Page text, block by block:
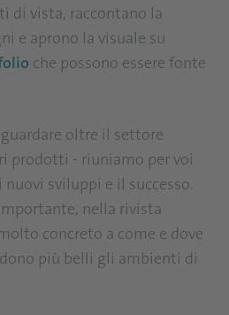
di vista, raccontano la
e aprono la visuale su
che possono essere fonte
oltre il settore
prodotti - riuniamo per voi
nuovi sviluppi e il successo.
nella rivista
concreto a come e dove
più belli gli ambienti di